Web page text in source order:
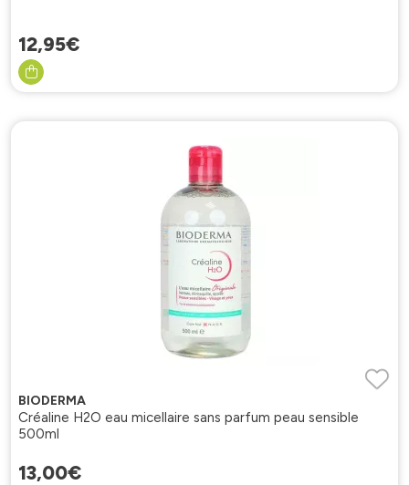
12,95€
BIODERMA
Créaline H2O eau micellaire sans parfum peau sensible
500ml
13,00€